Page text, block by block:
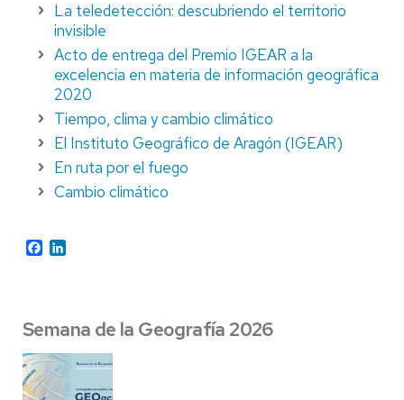
La teledetección: descubriendo el territorio
invisible
Acto de entrega del Premio IGEAR a la
excelencia en materia de información geográfica
2020
Tiempo, clima y cambio climático
El Instituto Geográfico de Aragón (IGEAR)
En ruta por el fuego
Cambio climático
Facebook
Semana de la Geografía 2026